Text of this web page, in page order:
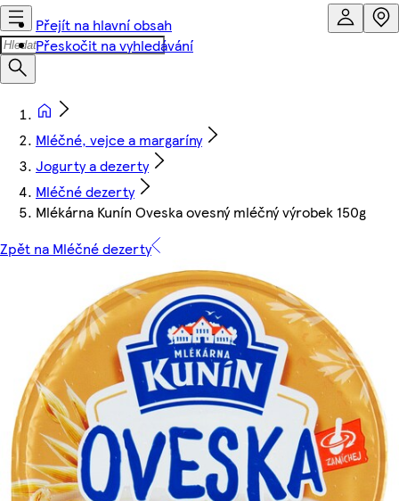
Přejít na hlavní obsah
Přeskočit na vyhledávání
Mléčné, vejce a margaríny
Jogurty a dezerty
Mléčné dezerty
Mlékárna Kunín Oveska ovesný mléčný výrobek 150g
Zpět na Mléčné dezerty